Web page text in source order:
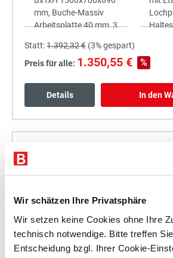
Wir schätzen Ihre Privatsphäre
Wir setzen keine Cookies ohne Ihre
technisch notwendige. Bitte treffen
Entscheidung bzgl. Ihrer Cookie-
Statt:1.392,32 € (3%gespart)
Preis für alle: 1.350,55 € %
Details In den
+
Statt: 1.555,18 € (3%
gespart)
Preis für alle:1.508,52 € %